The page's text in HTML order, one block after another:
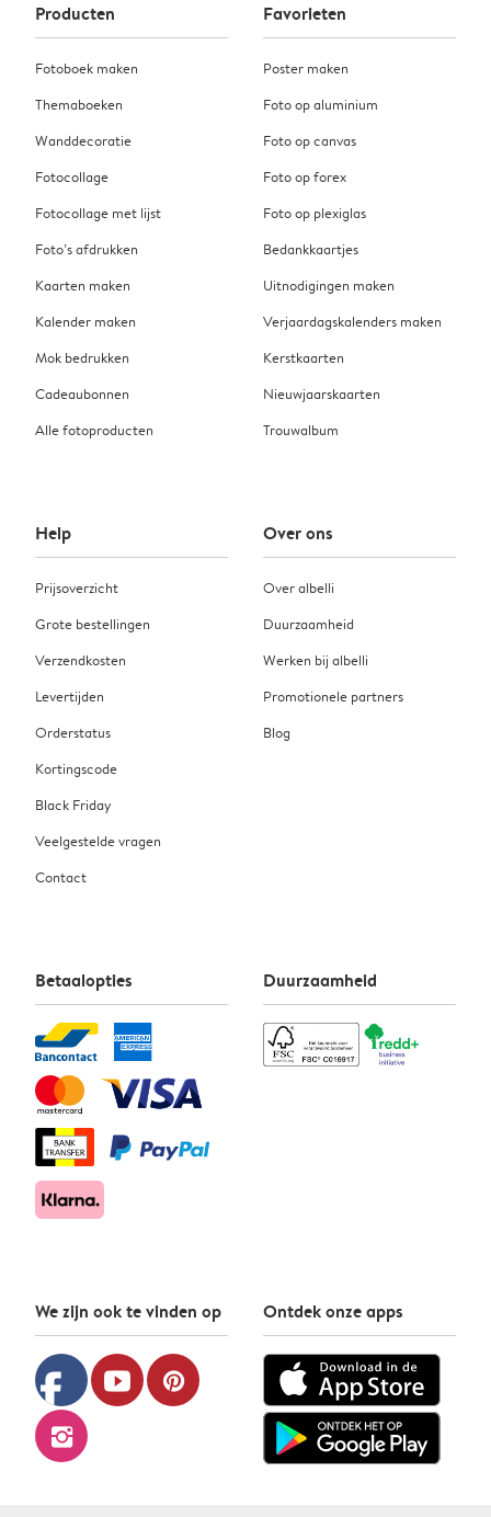
Producten
Fotoboek maken
Themaboeken
Wanddecoratie
Fotocollage
Fotocollage met lijst
Foto’s afdrukken
Kaarten maken
Kalender maken
Mok bedrukken
Cadeaubonnen
Alle fotoproducten
Favorieten
Poster maken
Foto op aluminium
Foto op canvas
Foto op forex
Foto op plexiglas
Bedankkaartjes
Uitnodigingen maken
Verjaardagskalenders maken
Kerstkaarten
Nieuwjaarskaarten
Trouwalbum
Help
Prijsoverzicht
Grote bestellingen
Verzendkosten
Levertijden
Orderstatus
Kortingscode
Black Friday
Veelgestelde vragen
Contact
Over ons
Over albelli
Duurzaamheid
Werken bij albelli
Promotionele partners
Blog
Betaalopties Duurzaamheid
We zijn ook te vinden op
facebook youtube pinterest
instagram
Ontdek onze apps